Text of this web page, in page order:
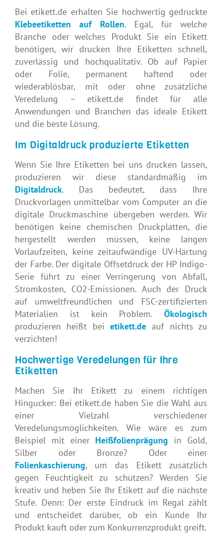
Bei etikett.de erhalten Sie hochwertig gedruckte
Klebeetiketten auf Rollen. Egal, für welche
Branche oder welches Produkt Sie ein Etikett
benötigen, wir drucken Ihre Etiketten schnell,
zuverlässig und hochqualitativ. Ob auf Papier
oder Folie, permanent haftend oder
wiederablösbar, mit oder ohne zusätzliche
Veredelung – etikett.de findet für alle
Anwendungen und Branchen das ideale Etikett
und die beste Lösung.
Im Digitaldruck produzierte Etiketten
Wenn Sie Ihre Etiketten bei uns drucken lassen,
produzieren wir diese standardmäßig im
Digitaldruck. Das bedeutet, dass Ihre
Druckvorlagen unmittelbar vom Computer an die
digitale Druckmaschine übergeben werden. Wir
benötigen keine chemischen Druckplatten, die
hergestellt werden müssen, keine langen
Vorlaufzeiten, keine zeitaufwändige UV-Härtung
der Farbe. Der digitale Offsetdruck der HP Indigo-
Serie führt zu einer Verringerung von Abfall,
Stromkosten, CO2-Emissionen. Auch der Druck
auf umweltfreundlichen und FSC-zertifizierten
Materialien ist kein Problem. Ökologisch
produzieren heißt bei etikett.de auf nichts zu
verzichten!
Hochwertige Veredelungen für Ihre
Etiketten
Machen Sie Ihr Etikett zu einem richtigen
Hingucker: Bei etikett.de haben Sie die Wahl aus
einer Vielzahl verschiedener
Veredelungsmöglichkeiten. Wie wäre es zum
Beispiel mit einer Heißfolienprägung in Gold,
Silber oder Bronze? Oder einer
Folienkaschierung, um das Etikett zusätzlich
gegen Feuchtigkeit zu schützen? Werden Sie
kreativ und heben Sie Ihr Etikett auf die nächste
Stufe. Denn: Der erste Eindruck im Regal zählt
und entscheidet darüber, ob ein Kunde Ihr
Produkt kauft oder zum Konkurrenzprodukt greift.